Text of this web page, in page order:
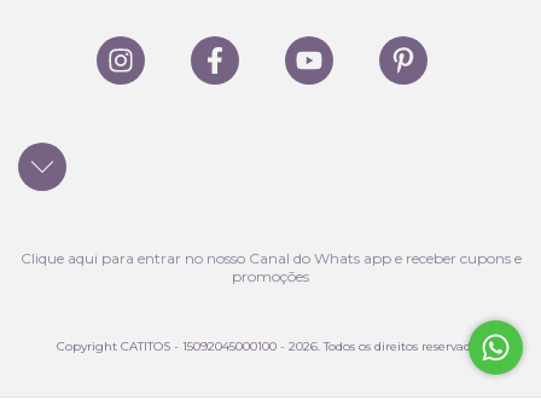
Clique aqui para entrar no nosso Canal do Whats app e receber cupons e
promoções
Copyright CATITOS - 15092045000100 - 2026. Todos os direitos reservados.